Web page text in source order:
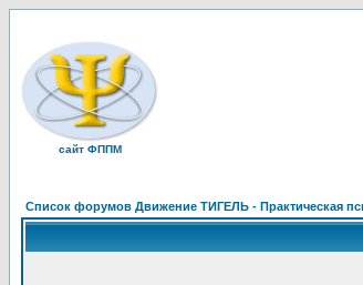
сайт ФППМ
Список форумов Движение ТИГЕЛЬ - Практическая